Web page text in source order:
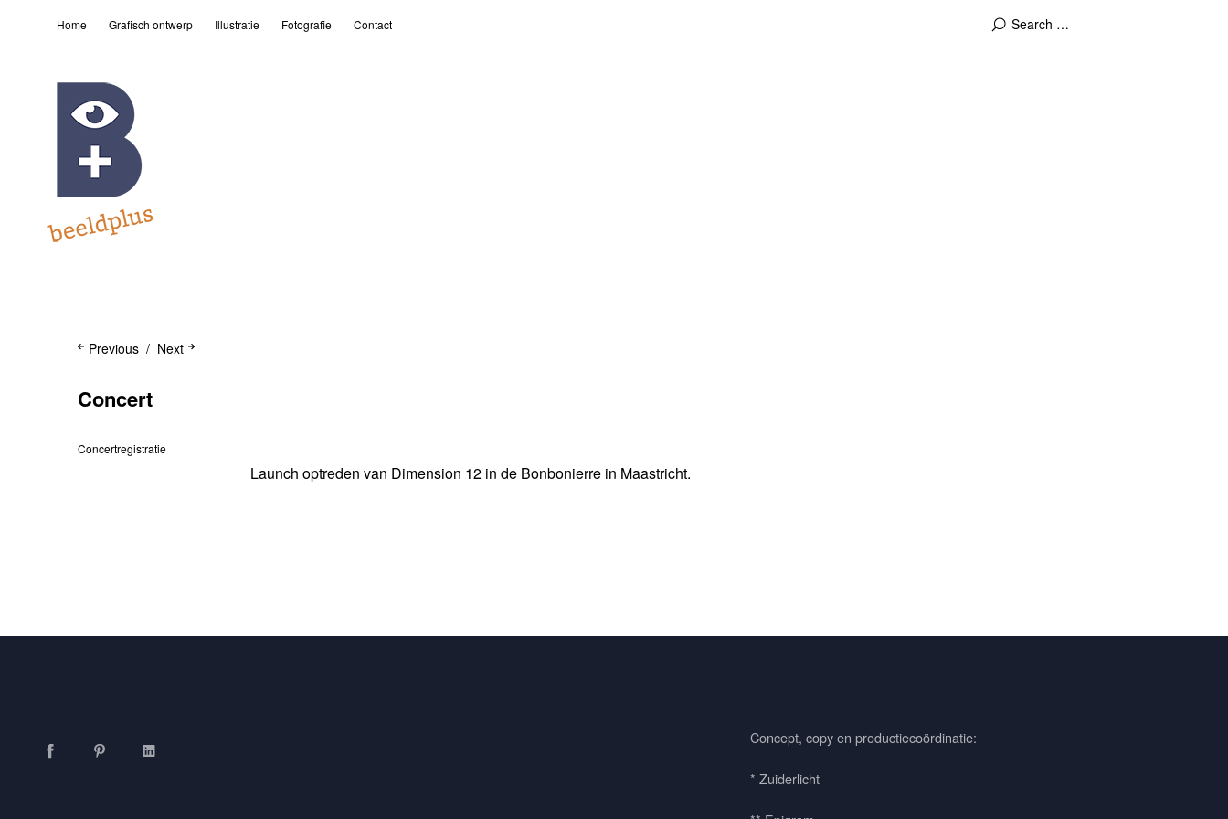
Home Grafisch ontwerp Illustratie Fotografie Contact
Next
Previous
Concert
Concertregistratie
Launch optreden van Dimension 12 in de Bonbonierre in Maastricht.
Concept, copy en productiecoördinatie:
* Zuiderlicht